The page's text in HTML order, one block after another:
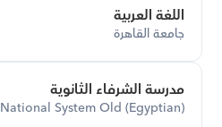
اللغة العربية
جامعة القاهرة
مدرسة الشرفاء الثانوية
National System Old (Egyptian)